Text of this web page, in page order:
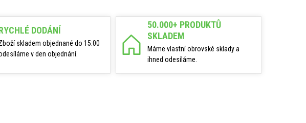
DODÁNÍ
skladem objednané do 15:00
v den objednání.
50.000+ PRODUKTŮ
SKLADEM
Máme vlastní obrovské sklady a
ihned odesíláme.